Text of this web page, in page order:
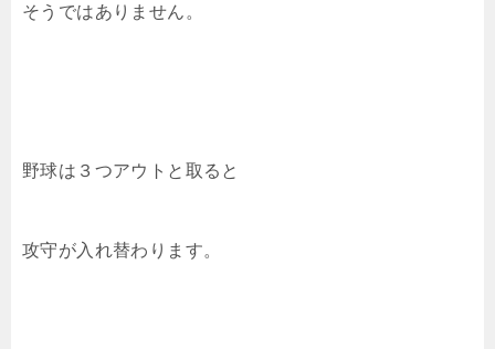
そうではありません。
野球は３つアウトと取ると
攻守が入れ替わります。